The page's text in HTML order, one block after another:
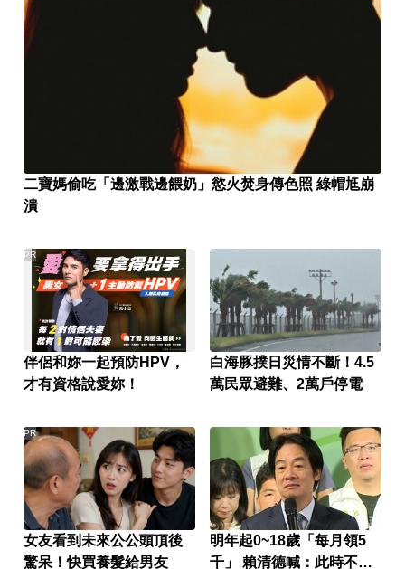
二寶媽偷吃「邊激戰邊餵奶」慾火焚身傳色照 綠帽尪崩
潰
伴侶和妳一起預防HPV，
才有資格說愛妳！
PR
白海豚撲日災情不斷！4.5
萬民眾避難、2萬戶停電
女友看到未來公公頭頂後
驚呆！快買養髮給男友
PR
明年起0~18歲「每月領5
千」 賴清德喊：此時不生